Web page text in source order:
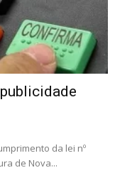
da lei nº
de Nova...